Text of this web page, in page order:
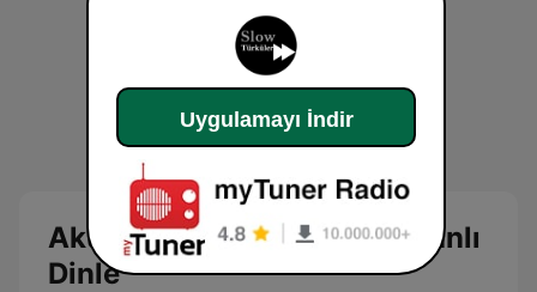
Akustik ve Slow Türküler Canlı
Dinle
Uygulamayı İndir